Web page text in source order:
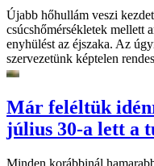
Újabb hőhullám veszi
csúcshőmérsékletek mellett
enyhülést az éjszaka. Az
szervezetünk képtelen
Már feléltük
július 30-a lett a
Minden korábbinál